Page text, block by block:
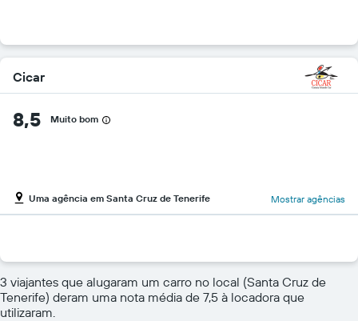
Cicar
8,5 Muito bom
Uma agência em Santa Cruz de Tenerife Mostrar agências
3 viajantes que alugaram um carro no local (Santa Cruz de
Tenerife) deram uma nota média de 7,5 à locadora que
utilizaram.